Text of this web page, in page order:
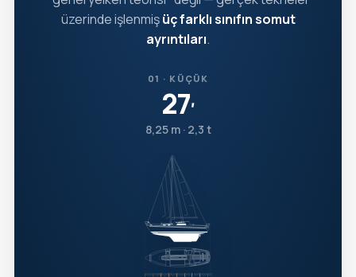
üzerinde işlenmişüç farklı sınıfın somut
ayrıntıları.
01 · KÜÇÜK
27′
8,25 m · 2,3 t